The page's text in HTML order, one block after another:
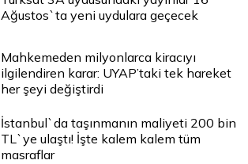
Ağustos`ta yeni uydulara geçecek
Mahkemeden milyonlarca kiracıyı
ilgilendiren karar: UYAP’taki tek hareket
her şeyi değiştirdi
İstanbul`da taşınmanın maliyeti 200 bin
TL`ye ulaştı! İşte kalem kalem tüm
masraflar